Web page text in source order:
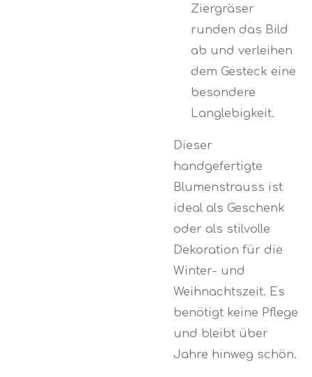
Ziergräser
runden das Bild
ab und verleihen
dem Gesteck eine
besondere
Langlebigkeit.
Dieser
handgefertigte
Blumenstrauss ist
ideal als Geschenk
oder als stilvolle
Dekoration für die
Winter- und
Weihnachtszeit. Es
benötigt keine Pflege
und bleibt über
Jahre hinweg schön.